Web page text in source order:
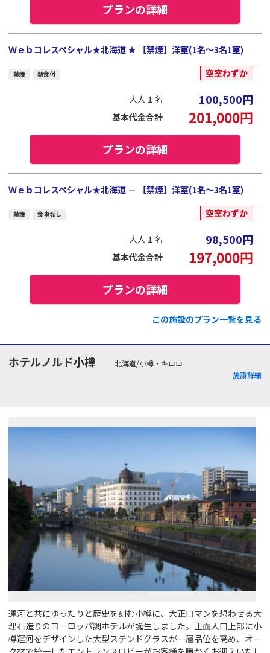
プランの詳細
Ｗｅｂコレスペシャル★北海道 ★ 【禁煙】洋室(1名～3名1室)
禁煙 朝食付 空室わずか
大人１名 100,500円
基本代金合計 201,000円
プランの詳細
Ｗｅｂコレスペシャル★北海道 － 【禁煙】洋室(1名～3名1室)
禁煙 食事なし 空室わずか
大人１名 98,500円
基本代金合計 197,000円
プランの詳細
この施設のプラン一覧を見る
ホテルノルド小樽
北海道/小樽・キロロ
施設詳細
運河と共にゆったりと歴史を刻む小樽に、大正ロマンを想わせる大
理石造りのヨーロッパ調ホテルが誕生しました。正面入口上部に小
樽運河をデザインした大型ステンドグラスが一層品位を高め、オー